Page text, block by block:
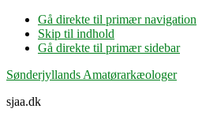
Gå direkte til primær navigation
Skip til indhold
Gå direkte til primær sidebar
Sønderjyllands Amatørarkæologer
sjaa.dk